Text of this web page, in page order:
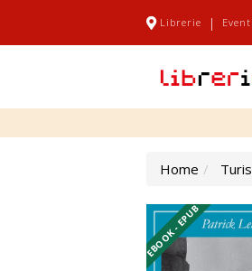
Librerie | Eventi
Home
EBOOK - EPUB